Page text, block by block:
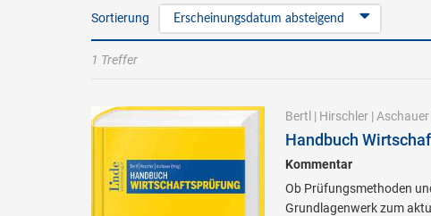
Sortierung Erscheinungsdatum absteigend
1 Treffer
Bertl | Hirschler| Aschauer
Handbuch
Kommentar
Ob Prüfungsmethoden
Grundlagenwerk zum